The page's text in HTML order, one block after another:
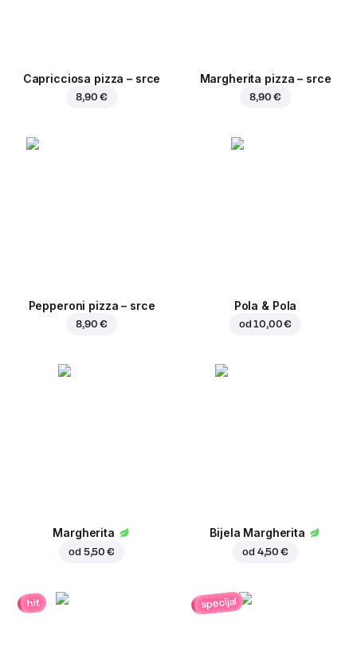
Capricciosa pizza – srce
8,90 €
Margherita pizza – srce
8,90 €
Pepperoni pizza – srce
8,90 €
Pola & Pola
od10,00 €
Margherita
od 5,50 €
Bijela Margherita
od 4,50 €
hit specijal